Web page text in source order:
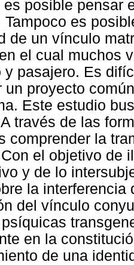
es posible pensar
Tampoco es
de un vínculo
el cual muchos
y pasajero. Es
un proyecto
Este estudio
través de las
comprender la
el objetivo de
y de lo
la
del vínculo
en la
de una